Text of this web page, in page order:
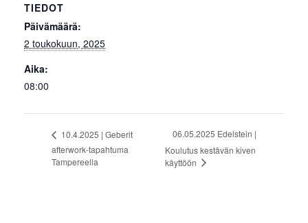
TIEDOT
Päivämäärä:
2 toukokuun, 2025
Aika:
08:00
10.4.2025 | Geberit
afterwork-tapahtuma
Tampereella
06.05.2025 Edelstein |
Koulutus kestävän kiven
käyttöön